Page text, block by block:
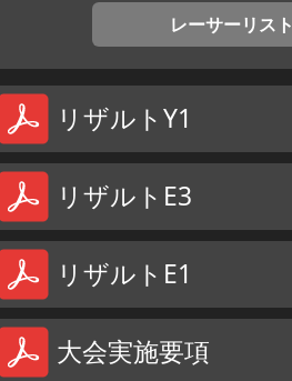
レーサーリスト
リザルトY1
リザルトE3
リザルトE1
大会実施要項